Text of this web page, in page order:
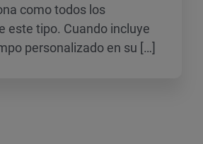
como todos los
este tipo. Cuando incluye
personalizado en su […]